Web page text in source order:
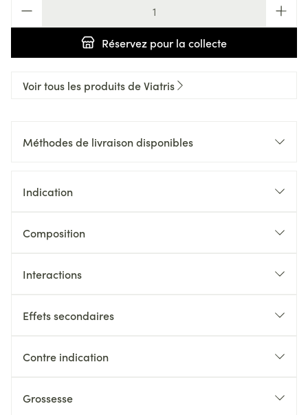
Réservez pour la collecte
Voir tous les produits de Viatris
Méthodes de livraison disponibles
Indication
Composition
Interactions
Effets secondaires
Contre indication
Grossesse